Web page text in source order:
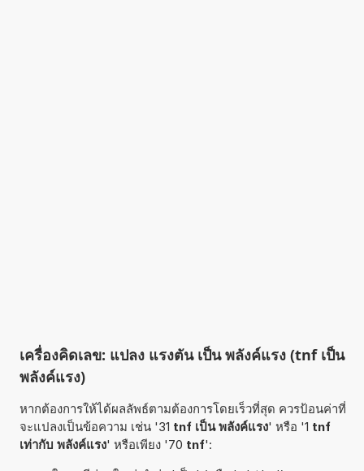
เครื่องคิดเลข: แปลง แรงตัน เป็น พลังค์แรง (tnf เป็น
พลังค์แรง)
หากต้องการให้ได้ผลลัพธ์ตามต้องการโดยเร็วที่สุด ควรป้อนค่าที่
จะแปลงเป็นข้อความ เช่น '31 tnf เป็น พลังค์แรง' หรือ '1 tnf
เท่ากับ พลังค์แรง' หรือเพียง '70 tnf':